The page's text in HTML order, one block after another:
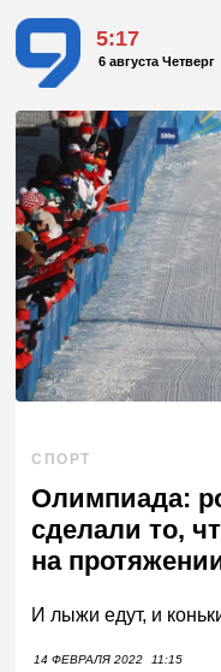
5:17
6 августа Четверг
СПОРТ
Олимпиада:
сделали то,
на
И лыжи едут, и
14 ФЕВРАЛЯ 2022 11:15